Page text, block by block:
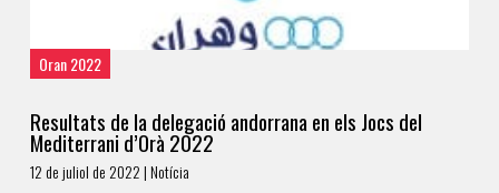
Oran 2022
Resultats de la delegació andorrana en els Jocs del
Mediterrani d’Orà 2022
12 de juliol de 2022 | Notícia